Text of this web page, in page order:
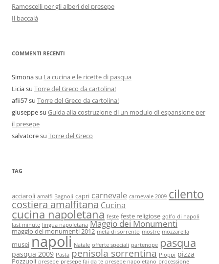
Ramoscelli per gli alberi del presepe
Il baccalà
COMMENTI RECENTI
Simonasu La cucina e le ricette di pasqua
Liciasu Torre del Greco da cartolina!
afii57su Torre del Greco da cartolina!
giuseppesu Guida alla costruzione di un modulo di espansione per
il presepe
salvatoresu Torre del Greco
TAG
acciaroli amalfi Bagnoli capri carnevale carnevale 2009 cilento
costiera amalfitana Cucina
cucina napoletana feste feste religiose golfo di napoli
last minute lingua napoletana Maggio dei Monumenti
maggio dei monumenti 2012 meta di sorrento mostre mozzarella
musei napoli Natale offerte speciali partenope pasqua
pasqua 2009 Pasta penisola sorrentina Pioppi pizza
Pozzuoli presepe presepe fai da te presepe napoletano processione